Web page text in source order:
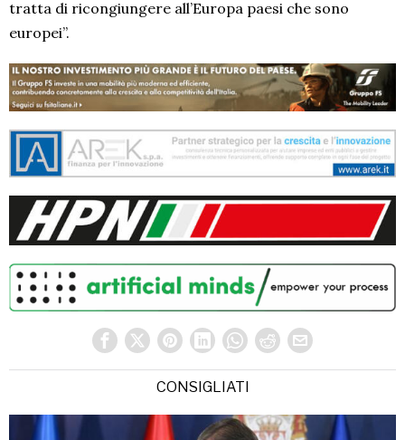
tratta di ricongiungere all’Europa paesi che sono
europei”.
CONSIGLIATI